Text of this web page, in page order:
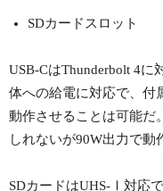
SDカードスロット
USB-CはThunderbolt 4に
体への給電に対応で、付
動作させることは可能だ
しれないが90W出力で動
SDカードはUHS-Ⅰ対応